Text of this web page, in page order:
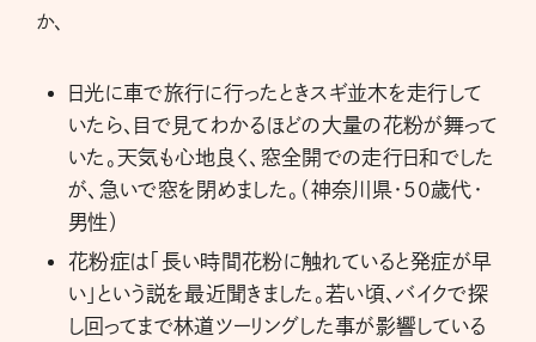
か、
日光に車で旅行に行ったときスギ並木を走行して
いたら、目で見てわかるほどの大量の花粉が舞って
いた。天気も心地良く、窓全開での走行日和でした
が、急いで窓を閉めました。（神奈川県・50歳代・
男性）
花粉症は「長い時間花粉に触れていると発症が早
い」という説を最近聞きました。若い頃、バイクで探
し回ってまで林道ツーリングした事が影響している